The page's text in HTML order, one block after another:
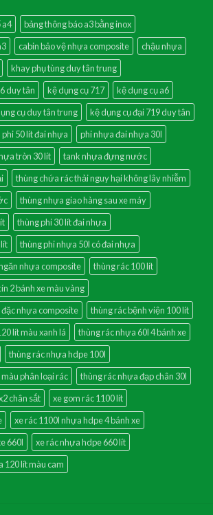
a4
bảng thông báo a3 bằng inox
cabin bảo vệ nhựa composite
chậu nhựa
khay phụ tùng duy tân trung
duy tân
kệ dụng cụ 717
kệ dụng cụ a6
cụ duy tân trung
kệ dụng cụ đại 719 duy tân
phi 50 lít đai nhựa
phi nhựa đai nhựa 30l
tròn 30 lít
tank nhựa đựng nước
thùng chứa rác thải nguy hại không lây nhiễm
thùng nhựa giao hàng sau xe máy
thùng phi 30 lít đai nhựa
thùng phi nhựa 50l có đai nhựa
nhựa composite
thùng rác 100 lít
2 bánh xe màu vàng
nhựa composite
thùng rác bệnh viện 100 lít
lít màu xanh lá
thùng rác nhựa 60l 4 bánh xe
thùng rác nhựa hdpe 100l
phân loại rác
thùng rác nhựa đạp chân 30l
chân sắt
xe gom rác 1100 lít
xe rác 1100l nhựa hdpe 4 bánh xe
660l
xe rác nhựa hdpe 660 lít
120 lít màu cam